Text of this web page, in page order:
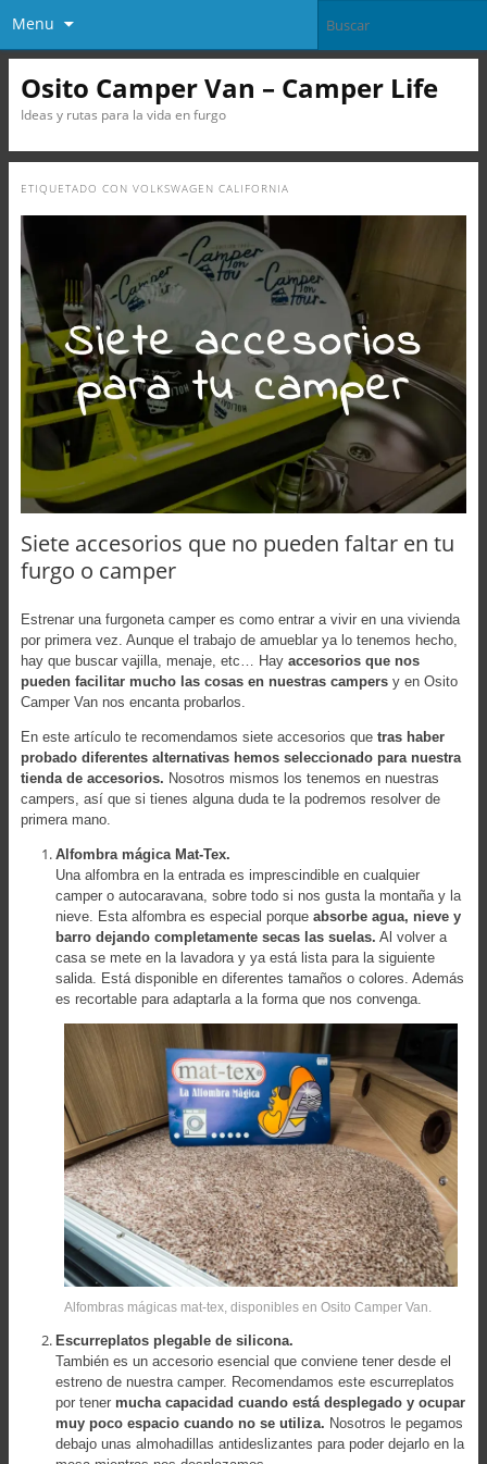
Menu
Osito Camper Van – Camper Life
Ideas y rutas para la vida en furgo
ETIQUETADO CON VOLKSWAGEN CALIFORNIA
Siete accesorios que no pueden faltar en tu
furgo o camper
Estrenar una furgoneta camper es como entrar a vivir en una vivienda
por primera vez. Aunque el trabajo de amueblar ya lo tenemos hecho,
hay que buscar vajilla, menaje, etc… Hay accesorios que nos
pueden facilitar mucho las cosas en nuestras campersy en Osito
Camper Van nos encanta probarlos.
En este artículo te recomendamos siete accesorios que tras haber
probado diferentes alternativas hemos seleccionado para nuestra
tienda de accesorios. Nosotros mismos los tenemos en nuestras
campers, así que si tienes alguna duda te la podremos resolver de
primera mano.
Alfombra mágica Mat-Tex.
Una alfombra en la entrada es imprescindible en cualquier
camper o autocaravana, sobre todo si nos gusta la montaña y la
nieve. Esta alfombra es especial porque absorbe agua, nieve y
barro dejando completamente secas las suelas. Al volver a
casa se mete en la lavadora y ya está lista para la siguiente
salida. Está disponible en diferentes tamaños o colores. Además
es recortable para adaptarla a la forma que nos convenga.
Alfombras mágicas mat-tex, disponibles en Osito Camper Van.
Escurreplatos plegable de silicona.
También es un accesorio esencial que conviene tener desde el
estreno de nuestra camper. Recomendamos este escurreplatos
por tener mucha capacidad cuando está desplegado y ocupar
muy poco espacio cuando no se utiliza. Nosotros le pegamos
debajo unas almohadillas antideslizantes para poder dejarlo en la